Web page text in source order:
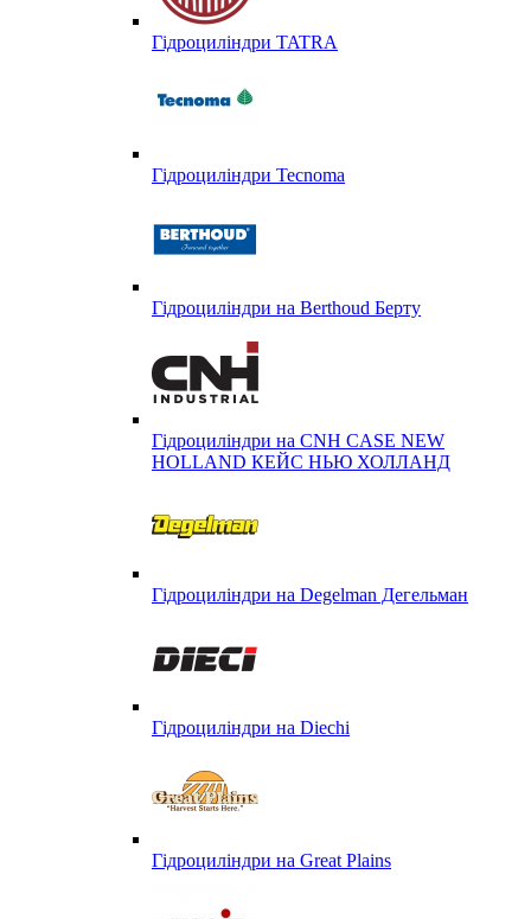
Гідроциліндри TATRA
Гідроциліндри Tecnoma
Гідроциліндри на Berthoud Берту
Гідроциліндри на CNH CASE NEW
HOLLAND КЕЙС НЬЮ ХОЛЛАНД
Гідроциліндри на Degelman Дегельман
Гідроциліндри на Diechi
Гідроциліндри на Great Plains